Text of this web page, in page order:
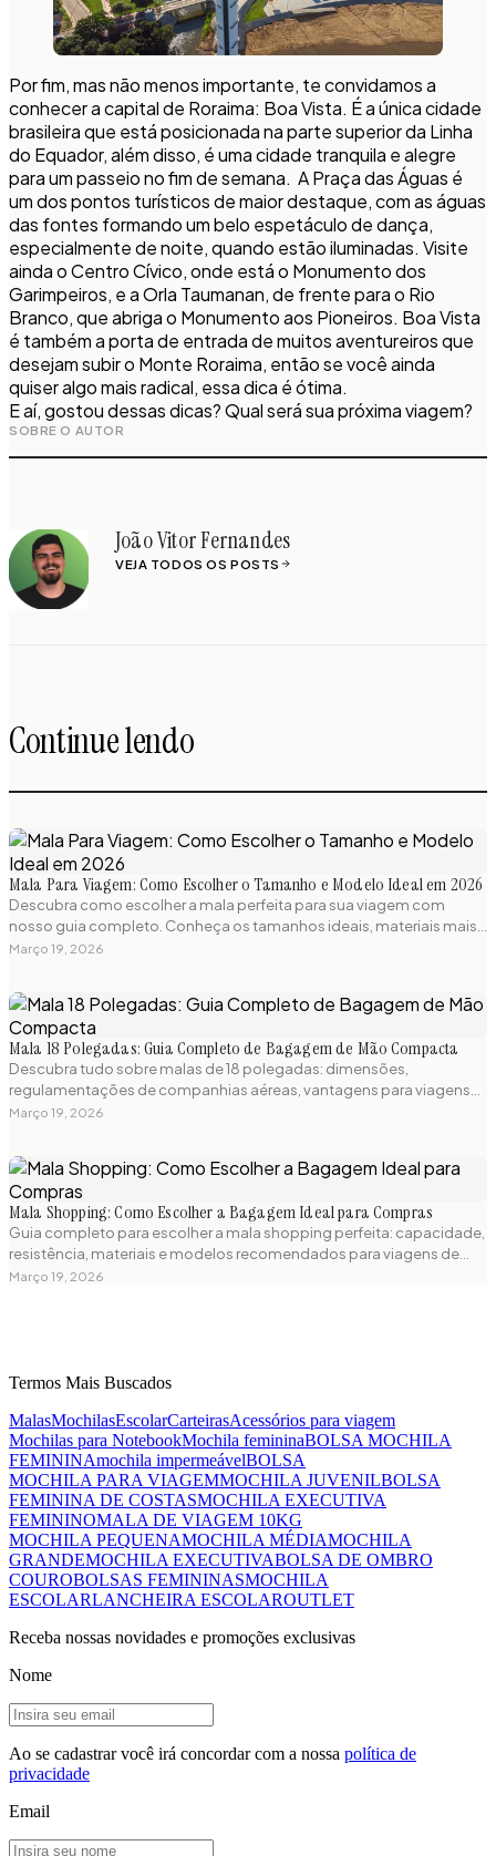
Por fim, mas não menos importante, te convidamos a
conhecer a capital de Roraima: Boa Vista. É a única cidade
brasileira que está posicionada na parte superior da Linha
do Equador, além disso, é uma cidade tranquila e alegre
para um passeio no fim de semana. A Praça das Águas é
um dos pontos turísticos de maior destaque, com as águas
das fontes formando um belo espetáculo de dança,
especialmente de noite, quando estão iluminadas. Visite
ainda o Centro Cívico, onde está o Monumento dos
Garimpeiros, e a Orla Taumanan, de frente para o Rio
Branco, que abriga o Monumento aos Pioneiros. Boa Vista
é também a porta de entrada de muitos aventureiros que
desejam subir o Monte Roraima, então se você ainda
quiser algo mais radical, essa dica é ótima.
E aí, gostou dessas dicas? Qual será sua próxima viagem?
SOBRE O AUTOR
João Vitor Fernandes
VEJA TODOS OS POSTS
Continue lendo
Mala Para Viagem: Como Escolher o Tamanho e Modelo Ideal em 2026
Descubra como escolher a mala perfeita para sua viagem com
nosso guia completo. Conheça os tamanhos ideais, materiais mais
resistentes e regulamentações de bagagem para viajar sem
Março 19, 2026
Mala 18 Polegadas: Guia Completo de Bagagem de Mão Compacta
Descubra tudo sobre malas de 18 polegadas: dimensões,
regulamentações de companhias aéreas, vantagens para viagens
curtas e os melhores modelos compactos disponíveis. Guia prático
Março 19, 2026
Mala Shopping: Como Escolher a Bagagem Ideal para Compras
Guia completo para escolher a mala shopping perfeita: capacidade,
resistência, materiais e modelos recomendados para viagens de
compras. Dicas práticas e produtos testados para sua próxima
Março 19, 2026
Termos Mais Buscados
MalasMochilasEscolarCarteirasAcessórios para viagem
Mochilas para NotebookMochila femininaBOLSA MOCHILA
FEMININAmochila impermeávelBOLSA
MOCHILA PARA VIAGEMMOCHILA JUVENILBOLSA
FEMININA DE COSTASMOCHILA EXECUTIVA
FEMININOMALA DE VIAGEM 10KG
MOCHILA PEQUENAMOCHILA MÉDIAMOCHILA
GRANDEMOCHILA EXECUTIVABOLSA DE OMBRO
COUROBOLSAS FEMININASMOCHILA
ESCOLARLANCHEIRA ESCOLAROUTLET
Receba nossas novidades e promoções exclusivas
Nome
Ao se cadastrar você irá concordar com a nossa política de
privacidade
Email